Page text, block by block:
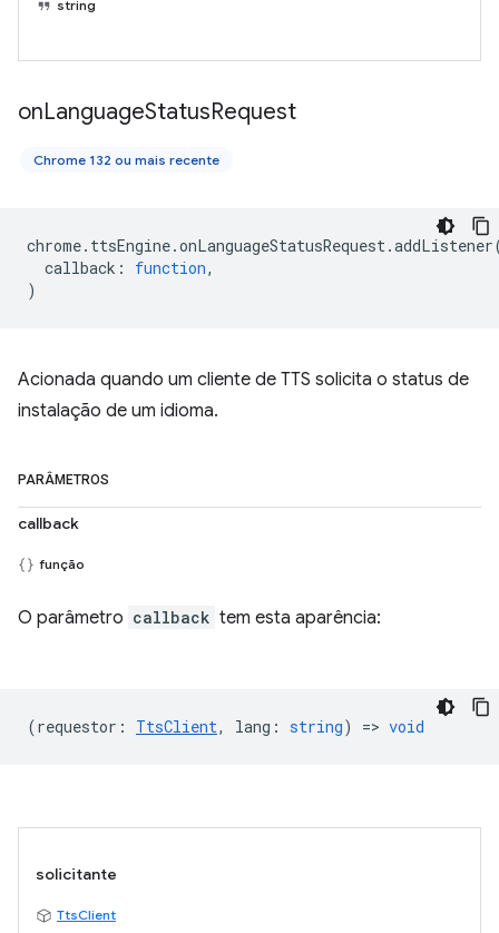
string
onLanguageStatusRequest
Chrome 132 ou mais recente
chrome. ttsEngine.onLanguageStatusRequest.addListener
callback : function,
)
Acionada quando um cliente de TTS solicita o status de
instalação de um idioma.
PARÂMETROS
callback
função
O parâmetro callback tem esta aparência:
(requestor : TtsClient, lang : string) => void
solicitante
TtsClient